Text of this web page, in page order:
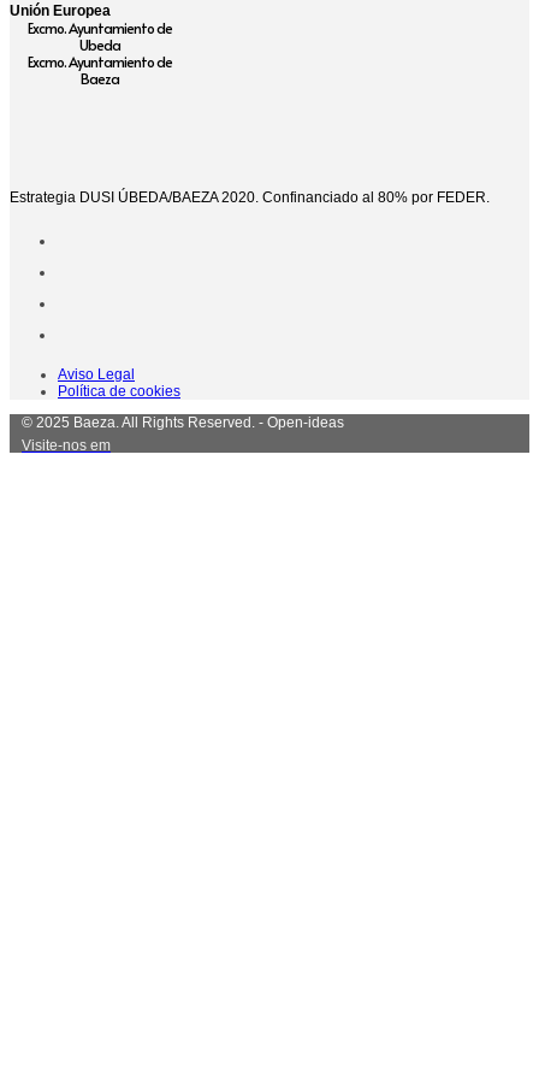
Unión Europea
Excmo. Ayuntamiento de
Ubeda
Excmo. Ayuntamiento de
Baeza
Estrategia DUSI ÚBEDA/BAEZA 2020. Confinanciado al 80% por FEDER.
Aviso Legal
Política de cookies
© 2025 Baeza. All Rights Reserved. - Open-ideas
Visite-nos em